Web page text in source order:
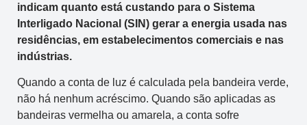
indicam quanto está custando para o Sistema
Interligado Nacional (SIN) gerar a energia usada nas
residências, em estabelecimentos comerciais e nas
indústrias.
Quando a conta de luz é calculada pela bandeira verde,
não há nenhum acréscimo. Quando são aplicadas as
bandeiras vermelha ou amarela, a conta sofre